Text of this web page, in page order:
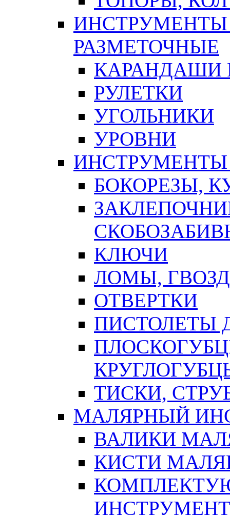
ИНСТРУМЕНТЫ
РАЗМЕТОЧНЫЕ
КАРАНДАШИ
РУЛЕТКИ
УГОЛЬНИКИ
УРОВНИ
БОКОРЕЗЫ,
КЛЮЧИ
ЛОМЫ,
ОТВЕРТКИ
ПИСТОЛЕТЫ
ТИСКИ,
МАЛЯРНЫЙ
ВАЛИКИ
КИСТИ